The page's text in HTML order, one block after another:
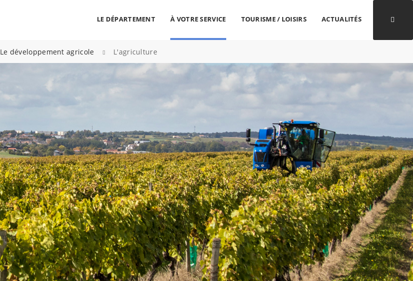
LE DÉPARTEMENT À VOTRE SERVICE TOURISME / LOISIRS ACTUALITÉS
Le développement agricole L'agriculture